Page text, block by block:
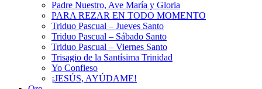
Padre Nuestro, Ave María y Gloria
PARA REZAR EN TODO MOMENTO
Triduo Pascual – Jueves Santo
Triduo Pascual – Sábado Santo
Triduo Pascual – Viernes Santo
Trisagio de la Santísima Trinidad
Yo Confieso
¡JESÚS, AYÚDAME!